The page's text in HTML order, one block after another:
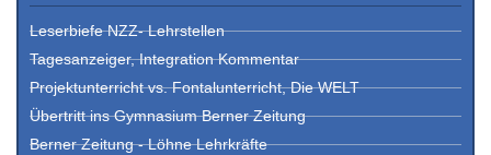
Leserbiefe NZZ- Lehrstellen
Tagesanzeiger, Integration Kommentar
Projektunterricht vs. Fontalunterricht, Die WELT
Übertritt ins Gymnasium Berner Zeitung
Berner Zeitung - Löhne Lehrkräfte